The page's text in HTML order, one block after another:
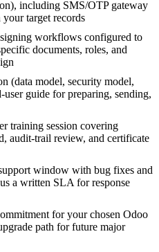
including SMS/OTP gateway
target records
workflows configured to
documents, roles, and
(data model, security model,
guide for preparing, sending,
training session covering
audit-trail review, and certificate
window with bug fixes and
a written SLA for response
for your chosen Odoo
path for future major